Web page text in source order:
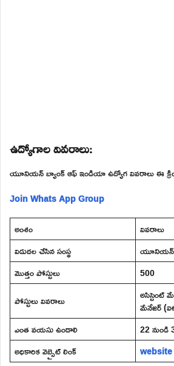
ఉద్యోగాల వివరాలు:
యూనియన్ బ్యాంక్ ఆఫ్ ఇండియా ఉద్యోగ వివరాలు ఈ
Join Whats App Group
అంశం
వివరాలు
విడుదల చేసిన సంస్థ
యూనియన్
మొత్తం పోస్టులు
500
పోస్టులు వివరాలు
అసిస్టెంట్
మేనేజర్
ఎంత వయసు ఉండాలి
22 నుండి
అధికారిక వెబ్సైట్ లింక్
website